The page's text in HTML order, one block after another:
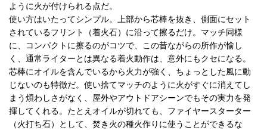
ように火が付けられる点だ。
使い方はいたってシンプル。上部から芯棒を抜き、側面にセット
されているフリント（着火石）に沿って擦るだけ。マッチ同様
に、コンパクトに擦るのがコツで、この昔ながらの所作が愉し
く、通常ライターとは異なる着火動作は、意外にもクセになる。
芯棒にオイルを含んでいるから火力が強く、ちょっとした風に動
じないのも特徴だ。使い捨てマッチのように火がすぐに消えてし
まう煩わしさがなく、屋外やアウトドアシーンでもその実力を発
揮してくれる。たとえオイルが切れても、ファイヤースターター
（火打ち石）として、焚き火の種火作りに使うことができるな